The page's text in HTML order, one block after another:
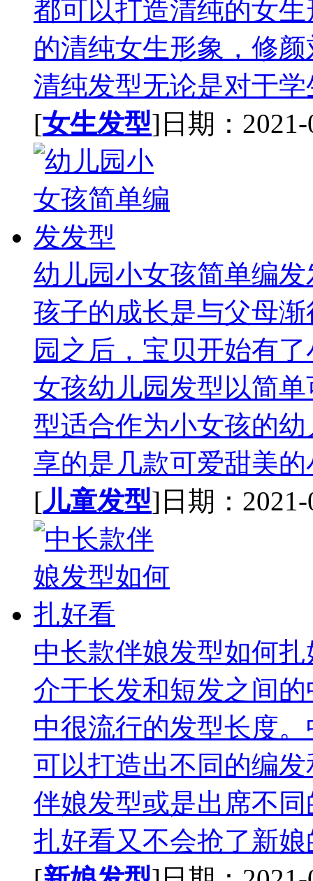
都可以打造清纯的女
的清纯女生形象，修
清纯发型无论是对于学
[女生发型]日期：2021-
幼儿园小女孩简单编发
孩子的成长是与父母
园之后，宝贝开始有
女孩幼儿园发型以简
型适合作为小女孩的
享的是几款可爱甜美的
[儿童发型]日期：2021-
中长款伴娘发型如何扎
介于长发和短发之间
中很流行的发型长度
可以打造出不同的编
伴娘发型或是出席不
扎好看又不会抢了新娘